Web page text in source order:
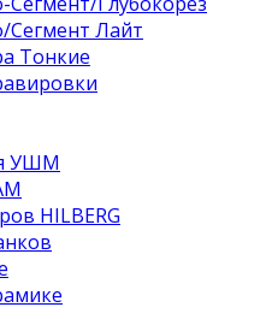
Сегмент Лайт
Тонкие
УШМ
HILBERG